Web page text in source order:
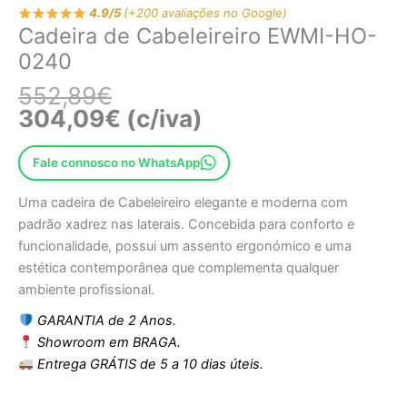
4.9/5(+200 avaliações no Google)
Cadeira de Cabeleireiro EWMI-HO-
0240
552,89€
304,09€ (c/iva)
Fale connosco no WhatsApp
Uma cadeira de Cabeleireiro elegante e moderna com
padrão xadrez nas laterais. Concebida para conforto e
funcionalidade, possui um assento ergonómico e uma
estética contemporânea que complementa qualquer
ambiente profissional.
GARANTIA de 2 Anos.
Showroom em BRAGA.
Entrega GRÁTIS de 5 a 10 dias úteis.